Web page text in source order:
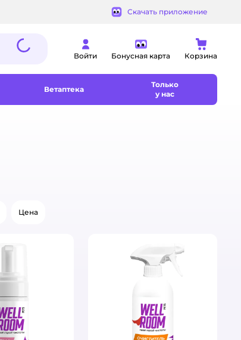
Скачать приложение
Войти Бонусная карта Корзина
Ветаптека
Только
у нас
Цена